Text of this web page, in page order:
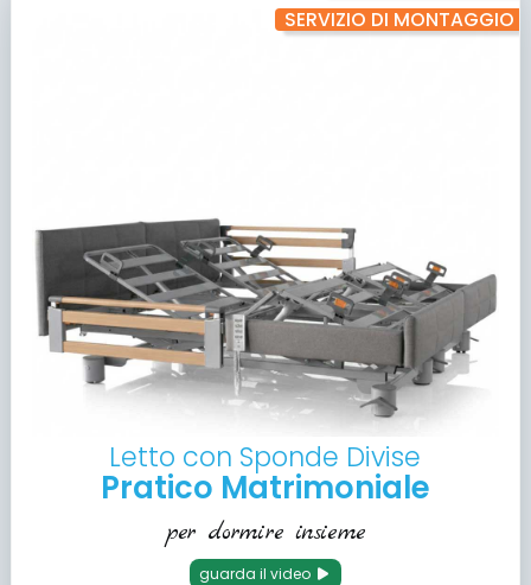
SERVIZIO DI MONTAGGIO
Letto con Sponde Divise
Pratico Matrimoniale
per dormire insieme
guarda il video